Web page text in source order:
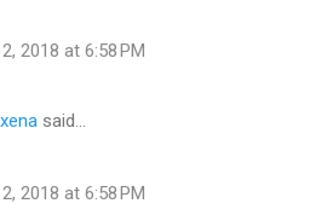
2018 at 6:58 PM
said…
2018 at 6:58 PM